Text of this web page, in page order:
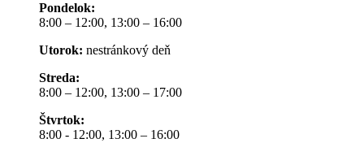
Pondelok:
8:00 – 12:00, 13:00 – 16:00
Utorok: nestránkový deň
Streda:
8:00 – 12:00, 13:00 – 17:00
Štvrtok:
8:00 - 12:00, 13:00 – 16:00